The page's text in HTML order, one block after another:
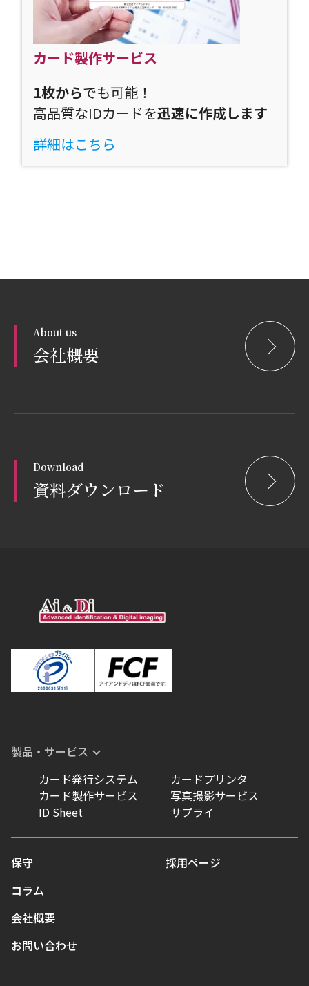
カード製作サービス
1枚からでも可能！
高品質なIDカードを迅速に作成します
詳細はこちら
About us
会社概要
Download
資料ダウンロード
製品・サービス
カード発行システム
カードプリンタ
カード製作サービス
写真撮影サービス
ID Sheet
サプライ
保守
コラム
会社概要
お問い合わせ
採用ページ